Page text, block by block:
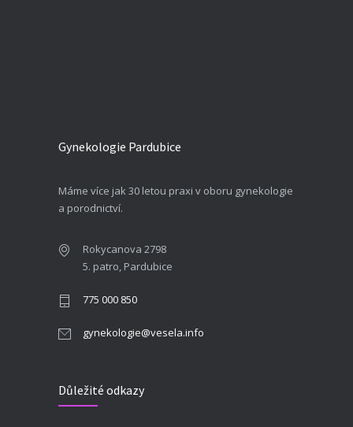
Gynekologie Pardubice
Máme více jak 30 letou praxi v oboru gynekologie
a porodnictví.
Rokycanova 2798
5. patro, Pardubice
775 000 850
gynekologie@vesela.info
Důležité odkazy